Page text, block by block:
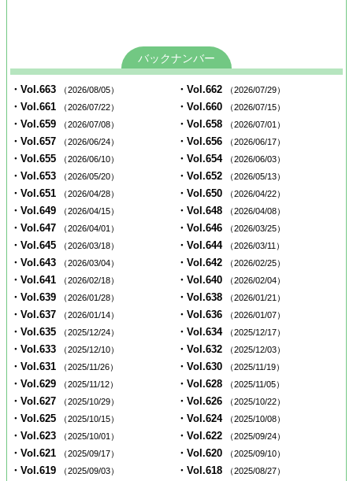
バックナンバー
・Vol.663 （2026/08/05） ・Vol.662 （2026/07/29）
・Vol.661 （2026/07/22） ・Vol.660 （2026/07/15）
・Vol.659 （2026/07/08） ・Vol.658 （2026/07/01）
・Vol.657 （2026/06/24） ・Vol.656 （2026/06/17）
・Vol.655 （2026/06/10） ・Vol.654 （2026/06/03）
・Vol.653 （2026/05/20） ・Vol.652 （2026/05/13）
・Vol.651 （2026/04/28） ・Vol.650 （2026/04/22）
・Vol.649 （2026/04/15） ・Vol.648 （2026/04/08）
・Vol.647 （2026/04/01） ・Vol.646 （2026/03/25）
・Vol.645 （2026/03/18） ・Vol.644 （2026/03/11）
・Vol.643 （2026/03/04） ・Vol.642 （2026/02/25）
・Vol.641 （2026/02/18） ・Vol.640 （2026/02/04）
・Vol.639 （2026/01/28） ・Vol.638 （2026/01/21）
・Vol.637 （2026/01/14） ・Vol.636 （2026/01/07）
・Vol.635 （2025/12/24） ・Vol.634 （2025/12/17）
・Vol.633 （2025/12/10） ・Vol.632 （2025/12/03）
・Vol.631 （2025/11/26） ・Vol.630 （2025/11/19）
・Vol.629 （2025/11/12） ・Vol.628 （2025/11/05）
・Vol.627 （2025/10/29） ・Vol.626 （2025/10/22）
・Vol.625 （2025/10/15） ・Vol.624 （2025/10/08）
・Vol.623 （2025/10/01） ・Vol.622 （2025/09/24）
・Vol.621 （2025/09/17） ・Vol.620 （2025/09/10）
・Vol.619 （2025/09/03） ・Vol.618 （2025/08/27）